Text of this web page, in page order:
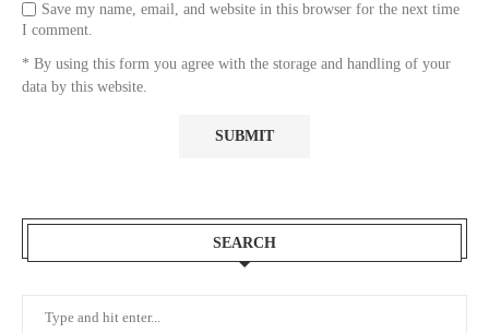
Save my name, email, and website in this browser for the next time
I comment.
* By using this form you agree with the storage and handling of your
data by this website.
SEARCH